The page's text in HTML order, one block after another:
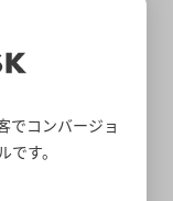
でコンバージョ
す。